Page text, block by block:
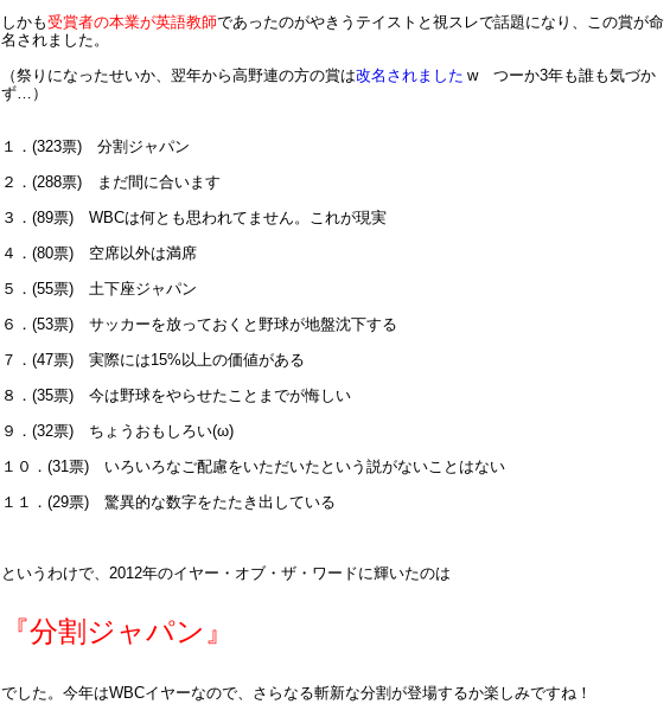
しかも受賞者の本業が英語教師であったのがやきうテイストと視スレで話題になり、この賞が命
名されました。
（祭りになったせいか、翌年から高野連の方の賞は改名されました w つーか3年も誰も気づか
ず…）
１．(323票) 分割ジャパン
２．(288票) まだ間に合います
３．(89票) WBCは何とも思われてません。これが現実
４．(80票) 空席以外は満席
５．(55票) 土下座ジャパン
６．(53票) サッカーを放っておくと野球が地盤沈下する
７．(47票) 実際には15%以上の価値がある
８．(35票) 今は野球をやらせたことまでが悔しい
９．(32票) ちょうおもしろい(ω)
１０．(31票) いろいろなご配慮をいただいたという説がないことはない
１１．(29票) 驚異的な数字をたたき出している
というわけで、2012年のイヤー・オブ・ザ・ワードに輝いたのは
『分割ジャパン』
でした。今年はWBCイヤーなので、さらなる斬新な分割が登場するか楽しみですね！